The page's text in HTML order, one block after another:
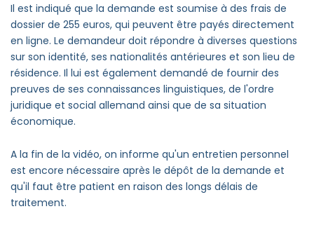
Il est indiqué que la demande est soumise à des frais de
dossier de 255 euros, qui peuvent être payés directement
en ligne. Le demandeur doit répondre à diverses questions
sur son identité, ses nationalités antérieures et son lieu de
résidence. Il lui est également demandé de fournir des
preuves de ses connaissances linguistiques, de l'ordre
juridique et social allemand ainsi que de sa situation
économique.
A la fin de la vidéo, on informe qu'un entretien personnel
est encore nécessaire après le dépôt de la demande et
qu'il faut être patient en raison des longs délais de
traitement.